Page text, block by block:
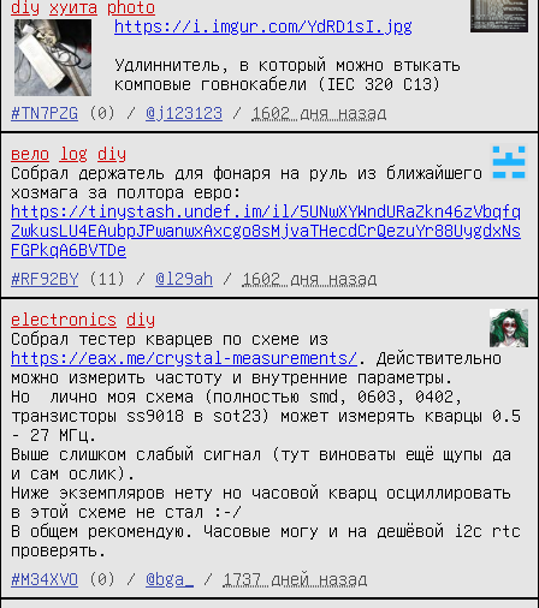
diy хуита
photo
https://i.imgur.com/YdRD1sI.jpg
Удлиннитель, в который можно втыкать
комповые говнокабели (IEC 320 C13)
#TN7PZG
(0) / @j123123 / 1602 дня назад
вело log
diy
Собрал держатель для фонаря на руль из ближайшего
https://tinystash.undef.im/il/5UNwXYWndURaZkn46zVbqfq
ZwkusLU4EAubpJPwanwxAxcgo8sMjvaTHecdCrQezuYr88UygdxNs
FGPkqA6BVTDe
#RF92BY
(11) / @l29ah / 1602 дня назад
electronics
diy
https://eax.me/crystal-measurements/ . Действительно
можно измерить частоту и внутренние параметры.
Но  лично моя схема (полностью smd, 0603, 0402,
транзисторы ss9018 в sot23) может измерять кварцы 0.5
- 27 МГц.
Выше слишком слабый сигнал (тут виноваты ещё щупы да
и сам ослик).
Ниже экземпляров нету но часовой кварц осциллировать
в этой схеме не стал :-/
В общем рекомендую. Часовые могу и на дешёвой i2c rtc
проверять.
#M34XVO
(0) / @bga_ / 1737 дней назад